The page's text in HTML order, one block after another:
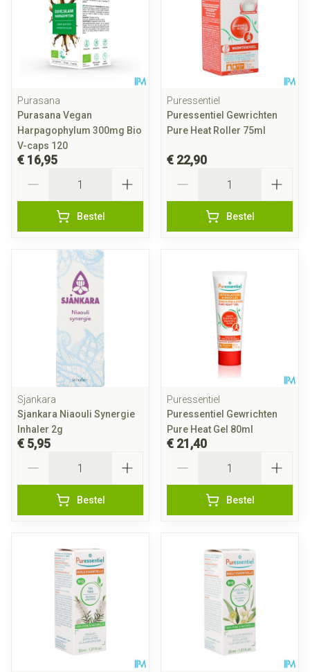
Purasana
Purasana Vegan
Harpagophylum 300mg Bio
V-caps 120
€ 16,95
Bestel
Puressentiel
Puressentiel Gewrichten
Pure Heat Roller 75ml
€ 22,90
Bestel
Sjankara
Sjankara Niaouli Synergie
Inhaler 2g
€ 5,95
Bestel
Puressentiel
Puressentiel Gewrichten
Pure Heat Gel 80ml
€ 21,40
Bestel